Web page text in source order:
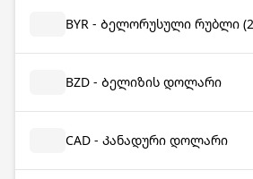
BYR - Ბელორუსული რუბლი
BZD - Ბელიზის დოლარი
CAD - Კანადური დოლარი